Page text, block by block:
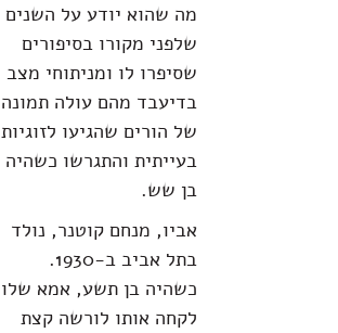
מה שהוא יודע על השנים
שלפני מקורו בסיפורים
שסיפרו לו ומניתוחי מצב
בדיעבד מהם עולה תמונה
של הורים שהגיעו לזוגיות
בעייתית והתגרשו כשהיה
בן שש.
אביו, מנחם קוטנר, נולד
בתל אביב ב-1930.
כשהיה בן תשע, אמא שלו
לקחה אותו לורשה קצת